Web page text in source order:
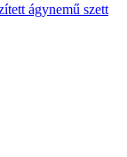
ágynemű szett